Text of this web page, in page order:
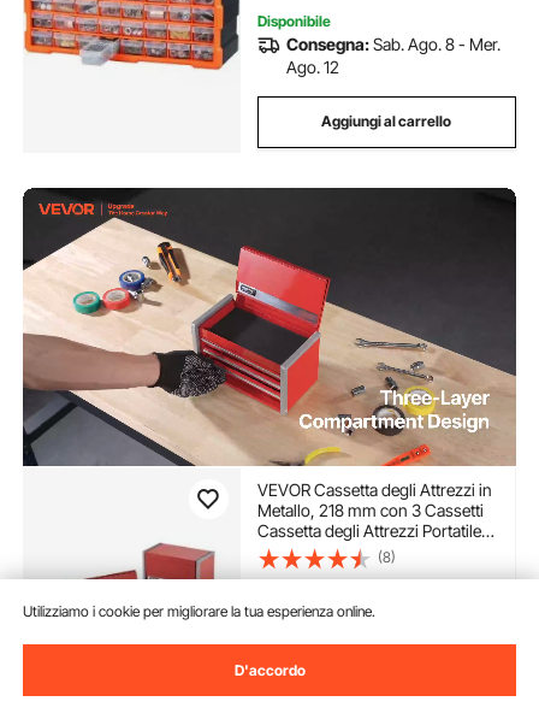
Disponibile
Consegna:Sab. Ago. 8 - Mer.
Ago. 12
Aggiungi al carrello
VEVOR Cassetta degli Attrezzi in
Metallo, 218 mm con 3 Cassetti
Cassetta degli Attrezzi Portatile
in Metallo, Cassetta degli Attrezzi
con Rivestimenti Piedini, Acciaio
(8)
30
Disponibile
Consegna:
Mer. Ago. 12
Utilizziamo i cookie per migliorare la tua esperienza online.
D'accordo